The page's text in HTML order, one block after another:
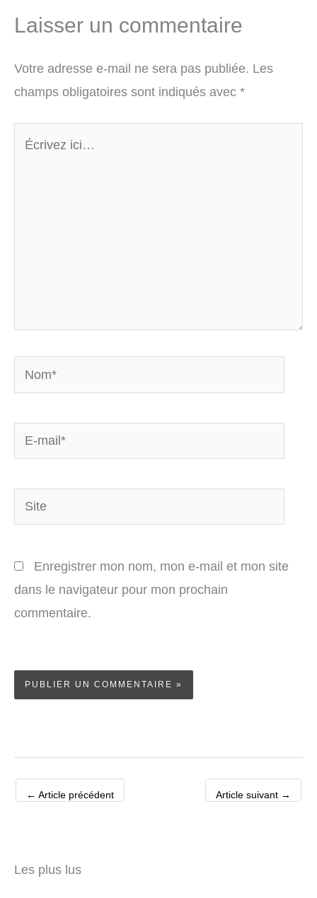
Laisser un commentaire
Votre adresse e-mail ne sera pas publiée. Les
champs obligatoires sont indiqués avec *
Nom*
E-
mail*
Site
Enregistrer mon nom, mon e-mail et mon site
dans le navigateur pour mon prochain
commentaire.
← Article précédent Article suivant →
Les plus lus